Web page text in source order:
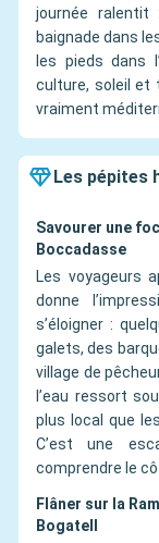
journée ralentit
baignade dans
les pieds dans
culture, soleil et
vraiment
Les pépites
Savourer une
Boccadasse
Les voyageurs
donne
s’éloigner :
galets, des
village de
l’eau ressort
plus local que
C’est une
comprendre le
Flâner sur la
Bogatell